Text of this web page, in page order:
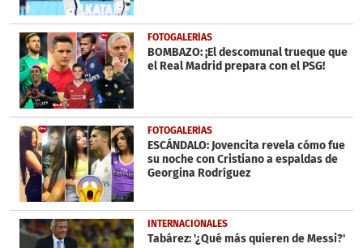
FOTOGALERÍAS
BOMBAZO: ¡El descomunal trueque que
el Real Madrid prepara con el PSG!
FOTOGALERÍAS
ESCÁNDALO: Jovencita revela cómo fue
su noche con Cristiano a espaldas de
Georgina Rodríguez
INTERNACIONALES
Tabárez: '¿Qué más quieren de Messi?'